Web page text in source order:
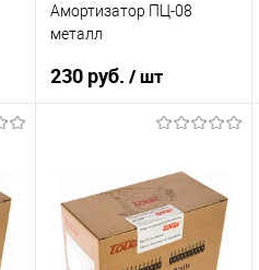
Амортизатор ПЦ-08
металл
230 руб./ шт
К сравнению
В избранное
В наличии